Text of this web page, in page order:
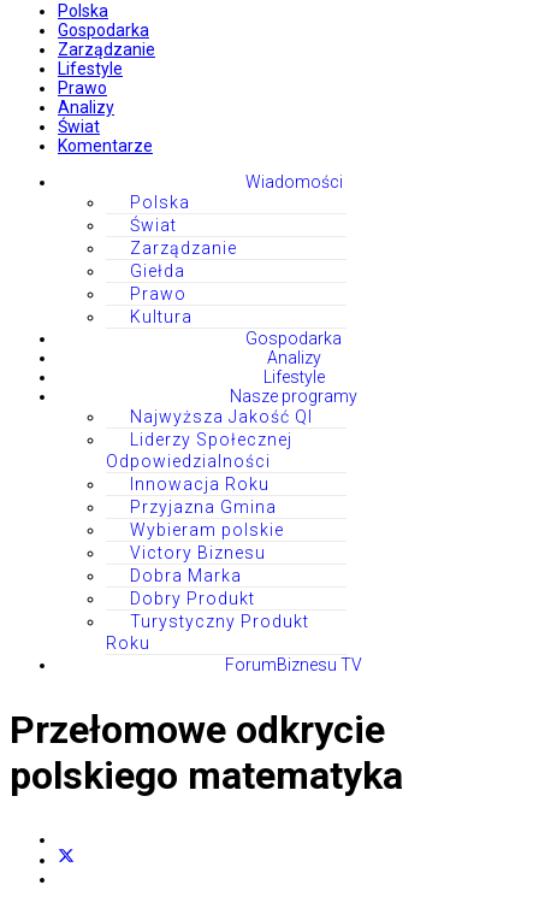
Polska
Gospodarka
Zarządzanie
Lifestyle
Prawo
Analizy
Świat
Komentarze
Wiadomości
Polska
Świat
Zarządzanie
Giełda
Prawo
Kultura
Gospodarka
Analizy
Lifestyle
Nasze programy
Najwyższa Jakość QI
Liderzy Społecznej
Odpowiedzialności
Innowacja Roku
Przyjazna Gmina
Wybieram polskie
Victory Biznesu
Dobra Marka
Dobry Produkt
Turystyczny Produkt
Roku
ForumBiznesu TV
Przełomowe odkrycie
polskiego matematyka